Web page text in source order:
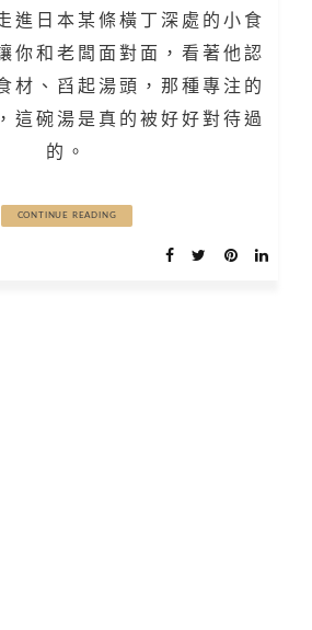
進日本某條橫丁深處的小食
你和老闆面對面，看著他認
材、舀起湯頭，那種專注的
這碗湯是真的被好好對待過
的。
CONTINUE READING